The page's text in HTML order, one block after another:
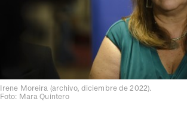
Irene Moreira (archivo, diciembre de 2022).
Foto: Mara Quintero